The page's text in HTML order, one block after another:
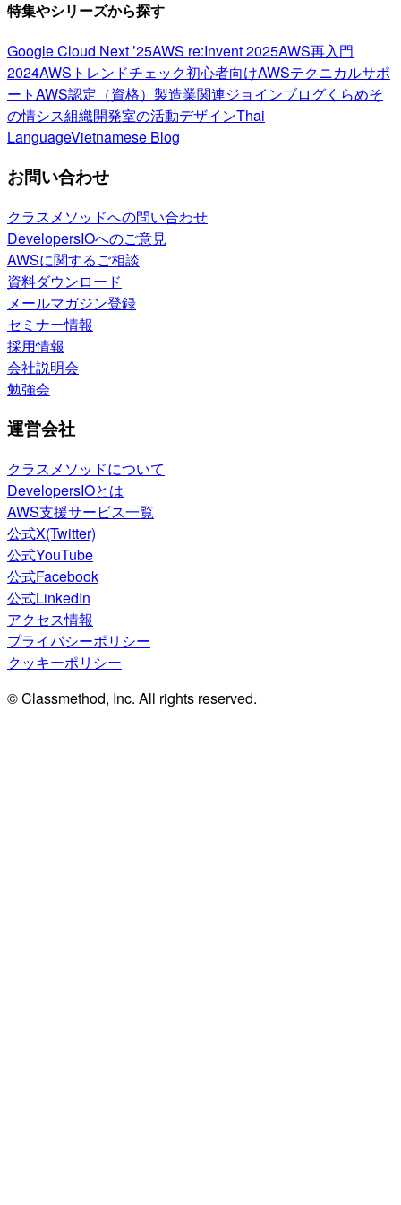
特集やシリーズから探す
Google Cloud Next ’25AWS re:Invent 2025AWS再入門
2024AWSトレンドチェック初心者向けAWSテクニカルサポ
ートAWS認定（資格） 製造業関連ジョインブログくらめそ
の情シス組織開発室の活動デザインThai
LanguageVietnamese Blog
お問い合わせ
クラスメソッドへの問い合わせ
DevelopersIOへのご意見
AWSに関するご相談
資料ダウンロード
メールマガジン登録
セミナー情報
採用情報
会社説明会
勉強会
運営会社
クラスメソッドについて
DevelopersIOとは
AWS支援サービス一覧
公式X(Twitter)
公式YouTube
公式Facebook
公式LinkedIn
アクセス情報
プライバシーポリシー
クッキーポリシー
© Classmethod, Inc. All rights reserved.